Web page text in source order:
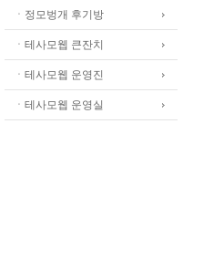
ㆍ정모벙개 후기방
ㆍ테사모웹 큰잔치
ㆍ테사모웹 운영진
ㆍ테사모웹 운영실